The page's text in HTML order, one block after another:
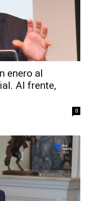
enero al
Al frente,
0